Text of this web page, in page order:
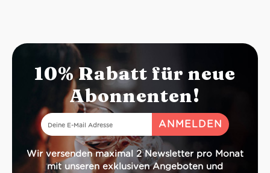
10% Rabatt für neue
Abonnenten!
Wir versenden maximal 2 Newsletter pro Monat
mit unseren exklusiven Angeboten und